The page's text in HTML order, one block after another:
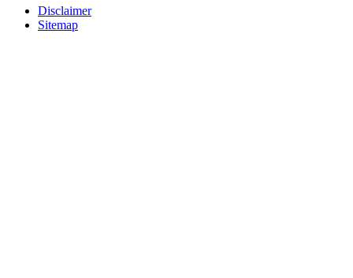
Disclaimer
Sitemap